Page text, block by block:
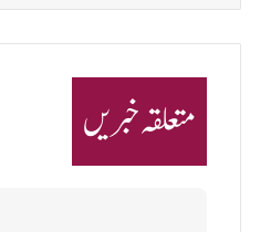
متعلقہ خبریں